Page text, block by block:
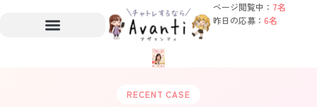
ページ閲覧中： 7名
昨日の応募： 6名
RECENT CASE